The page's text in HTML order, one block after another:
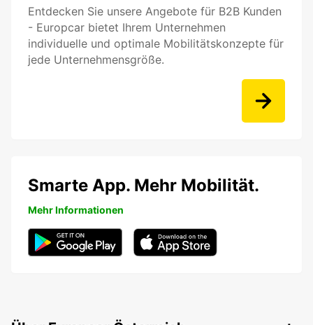
Entdecken Sie unsere Angebote für B2B Kunden
- Europcar bietet Ihrem Unternehmen
individuelle und optimale Mobilitätskonzepte für
jede Unternehmensgröße.
Smarte App. Mehr Mobilität.
Mehr Informationen